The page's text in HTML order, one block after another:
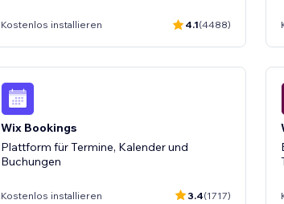
Kostenlos installieren 4.1(4488)
Wix Bookings
Plattform für Termine, Kalender und
Buchungen
Kostenlos installieren 3.4(1717)